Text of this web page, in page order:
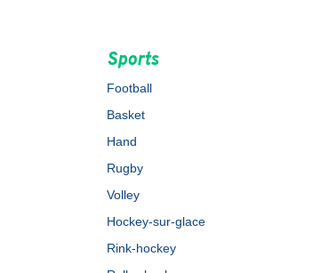
Sports
Football
Basket
Hand
Rugby
Volley
Hockey-sur-glace
Rink-hockey